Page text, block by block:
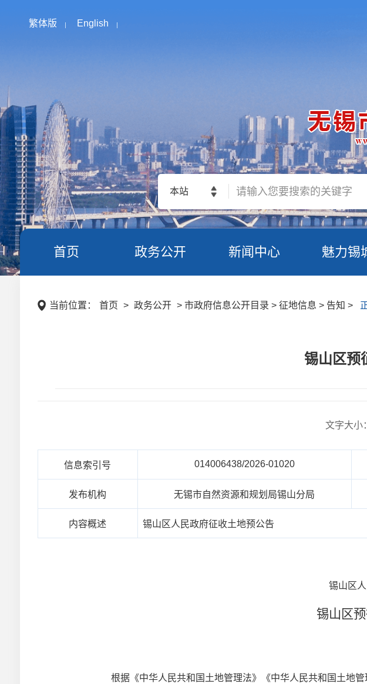
繁体版 English
本站
首页 政务公开 新闻中心 魅力锡
当前位置： 首页 > 政务公开 > 市政府信息公开目录 > 征地信息 > 告知 >
锡山区预
文字大小
信息索引号 014006438/2026-01020
发布机构 无锡市自然资源和规划局锡山分局
内容概述 锡山区人民政府征收土地预公告
锡山区
锡山区
根据《中华人民共和国土地管理法》《中华人民共和国土地